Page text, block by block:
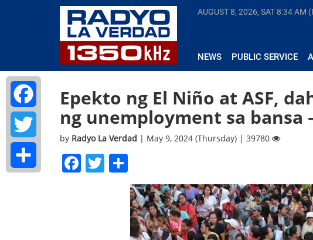
AUGUST 8, 2026, SAT8:34 AM
NEWS PUBLIC SERVICE
Epekto ng El Niño at ASF,
ng unemployment sa bansa
by Radyo La Verdad | May 9, 2024 (Thursday) | 39780
Facebook
Twitter
Facebook
Twitter